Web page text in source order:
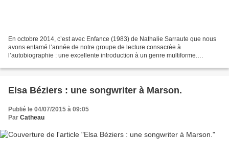
En octobre 2014, c’est avec Enfance (1983) de Nathalie Sarraute que nous
avons entamé l’année de notre groupe de lecture consacrée à
l’autobiographie : une excellente introduction à un genre multiforme.
Elsa Béziers : une songwriter à Marson.
Publié le 04/07/2015 à 09:05
Par Catheau